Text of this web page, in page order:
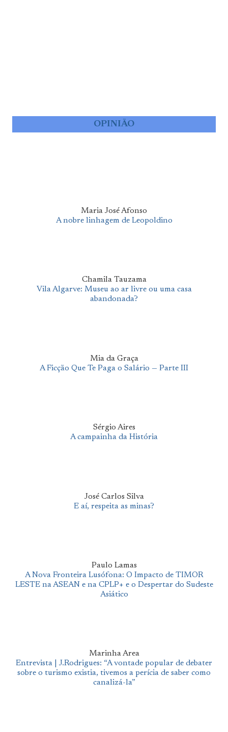
OPINIÃO
Maria José Afonso
A nobre linhagem de Leopoldino
Chamila Tauzama
Vila Algarve: Museu ao ar livre ou uma casa
abandonada?
Mia da Graça
A Ficção Que Te Paga o Salário — Parte III
Sérgio Aires
A campainha da História
José Carlos Silva
E aí, respeita as minas?
Paulo Lamas
A Nova Fronteira Lusófona: O Impacto de TIMOR
LESTE na ASEAN e na CPLP+ e o Despertar do Sudeste
Asiático
Marinha Area
Entrevista | J.Rodrigues: “A vontade popular de debater
sobre o turismo existia, tivemos a perícia de saber como
canalizá-la”